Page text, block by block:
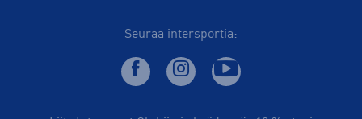
Seuraa intersportia: